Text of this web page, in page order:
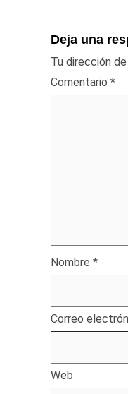
Deja una
Tu dirección
Comentario *
Nombre *
Correo
Web